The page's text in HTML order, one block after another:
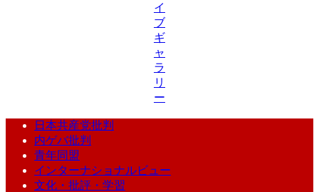
イ
ブ
ギ
ャ
ラ
リ
ー
日本共産党批判
内ゲバ批判
青年同盟
インターナショナルビュー
文化・批評・学習